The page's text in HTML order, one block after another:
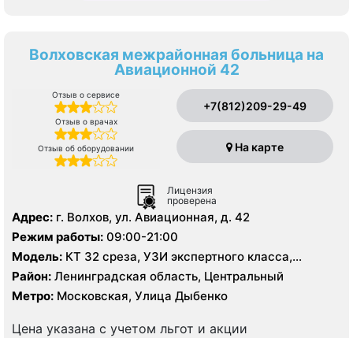
Волховская межрайонная больница на
Авиационной 42
Отзыв о сервисе
Отзыв о врачах
Отзыв об оборудовании
+7(812)209-29-49
На карте
Лицензия
проверена
Адрес: г. Волхов, ул. Авиационная, д. 42
Режим работы: 09:00-21:00
Модель: КТ 32 среза, УЗИ экспертного класса,
цифровой рентген
Район: Ленинградская область, Центральный
Метро: Московская, Улица Дыбенко
Цена указана с учетом льгот и акции